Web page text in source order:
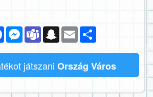
FacebookMessenger
TeamsSnapchat
Email
játszani Ország Város